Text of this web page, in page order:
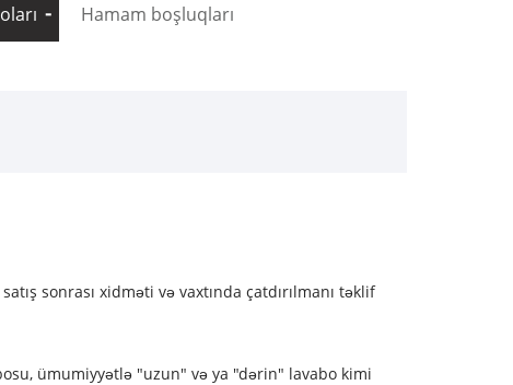
Hamam boşluqları
sonrası xidməti və vaxtında çatdırılmanı təklif
ümumiyyətlə "uzun" və ya "dərin" lavabo kimi